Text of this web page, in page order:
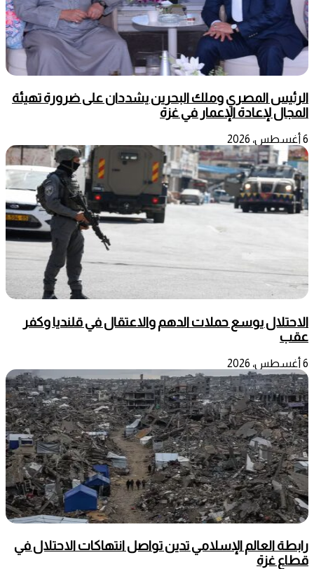
الرئيس المصري وملك البحرين يشددان على ضرورة تهيئة
المجال لإعادة الإعمار في غزة
6 أغسطس، 2026
الاحتلال يوسع حملات الدهم والاعتقال في قلنديا وكفر
عقب
6 أغسطس، 2026
رابطة العالم الإسلامي تدين تواصل انتهاكات الاحتلال في
قطاع غزة